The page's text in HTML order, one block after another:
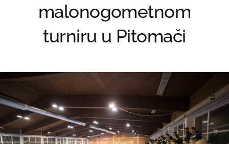
malonogometnom
turniru u Pitomači